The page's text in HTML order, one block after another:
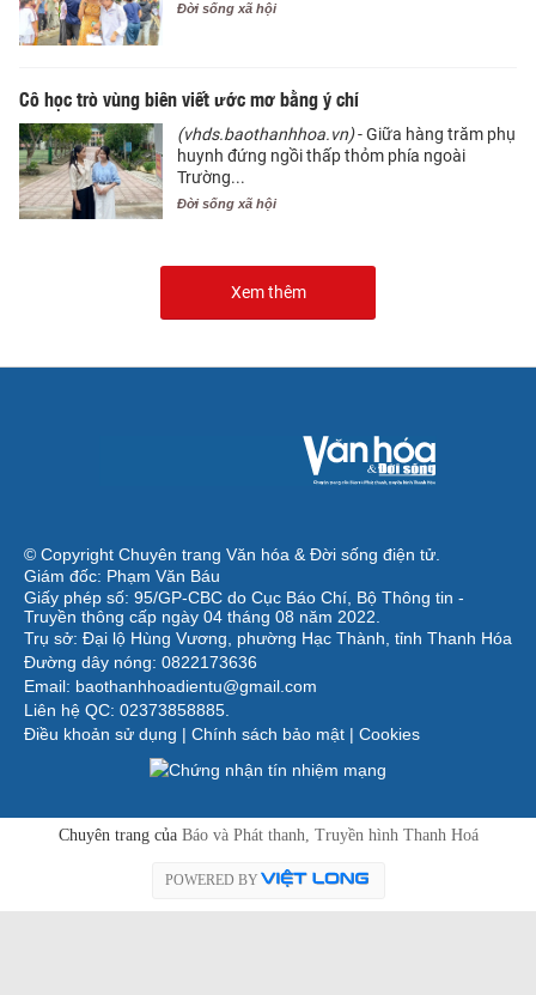
Đời sống xã hội
Cô học trò vùng biên viết ước mơ bằng ý chí
(vhds.baothanhhoa.vn)- Giữa hàng trăm phụ
huynh đứng ngồi thấp thỏm phía ngoài
Trường...
Đời sống xã hội
Xem thêm
© Copyright Chuyên trang Văn hóa & Đời sống điện tử.
Giám đốc: Phạm Văn Báu
Giấy phép số: 95/GP-CBC do Cục Báo Chí, Bộ Thông tin -
Truyền thông cấp ngày 04 tháng 08 năm 2022.
Trụ sở: Đại lộ Hùng Vương, phường Hạc Thành, tỉnh Thanh Hóa
Đường dây nóng: 0822173636
Email: baothanhhoadientu@gmail.com
Liên hệ QC: 02373858885.
Điều khoản sử dụng | Chính sách bảo mật | Cookies
Chuyên trang của Báo và Phát thanh, Truyền hình Thanh Hoá
POWERED BY